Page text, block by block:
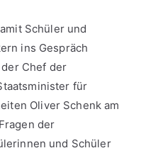
Schüler und
ins Gespräch
Chef der
für
Oliver Schenk am
der
und Schüler